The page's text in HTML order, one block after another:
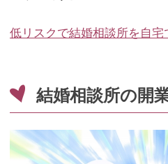
低リスクで結婚相談所を自
結婚相談所の開